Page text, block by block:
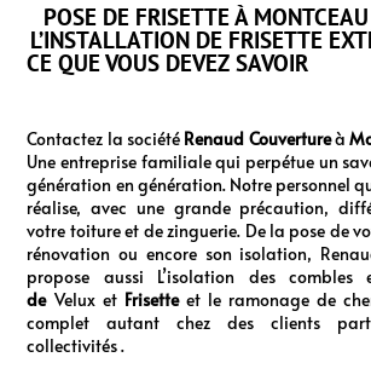
POSE DE FRISETTE À
L’INSTALLATION DE FRISETTE
CE QUE VOUS DEVEZ SAVOIR
Contactez la société Renaud Couvertureà
Une entreprise familiale qui perpétue un
génération en génération. Notre personnel
réalise, avec une grande précaution,
votre toiture et de zinguerie. De la pose de
rénovation ou encore son isolation,
propose aussi L’isolation des
de Velux et Frisette et le ramonage de
complet autant chez des clients
collectivités .